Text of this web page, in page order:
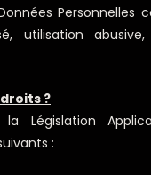
Personnelles
utilisation
?
Législation
: